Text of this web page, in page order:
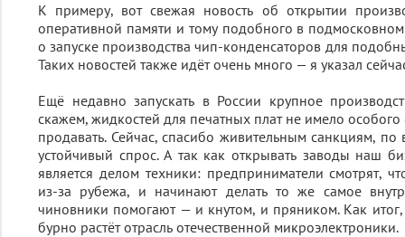
К примеру, вот свежая новость об открытии
оперативной памяти и тому подобного в
о запуске производства чип-конденсаторов для
Таких новостей также идёт очень много — я указал
Ещё недавно запускать в России крупное
скажем, жидкостей для печатных плат не имело
продавать. Сейчас, спасибо живительным санкциям, по
устойчивый спрос. А так как открывать заводы наш
является делом техники: предприниматели смотрят,
из-за рубежа, и начинают делать то же самое
чиновники помогают — и кнутом, и пряником. Как
бурно растёт отрасль отечественной микроэлектроники.